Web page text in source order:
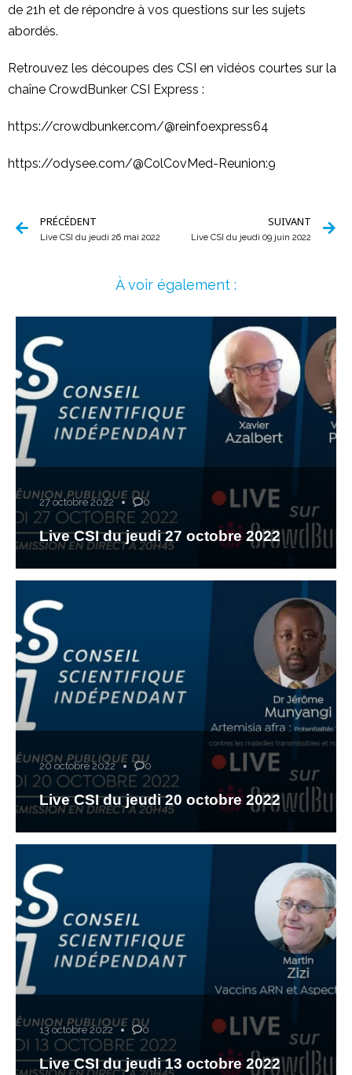
de 21h et de répondre à vos questions sur les sujets
abordés.
Retrouvez les découpes des CSI en vidéos courtes sur la
chaîne CrowdBunker CSI Express :
https://crowdbunker.com/@reinfoexpress64
https://odysee.com/@ColCovMed-Reunion:9
PRÉCÉDENT
Live CSI du jeudi 26 mai 2022
SUIVANT
Live CSI du jeudi 09 juin 2022
À voir également :
27 octobre 2022 0
Live CSI du jeudi 27 octobre 2022
20 octobre 2022 0
Live CSI du jeudi 20 octobre 2022
13 octobre 2022 0
Live CSI du jeudi 13 octobre 2022